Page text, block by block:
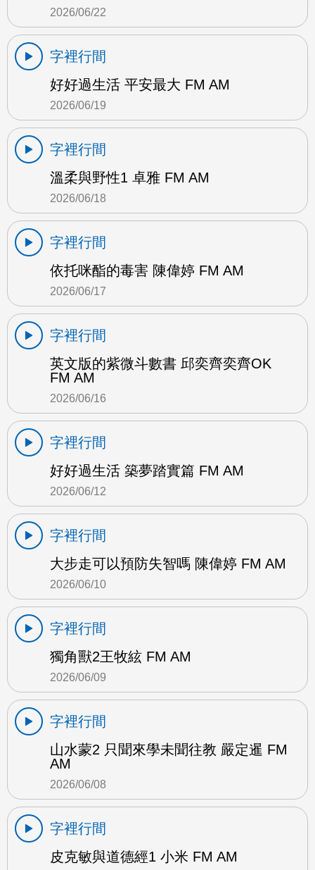
2026/06/22
字裡行間
好好過生活 平安最大 FM AM
2026/06/19
字裡行間
溫柔與野性1 卓雅 FM AM
2026/06/18
字裡行間
依托咪酯的毒害 陳偉婷 FM AM
2026/06/17
字裡行間
英文版的紫微斗數書 邱奕齊奕齊OK
FM AM
2026/06/16
字裡行間
好好過生活 築夢踏實篇 FM AM
2026/06/12
字裡行間
大步走可以預防失智嗎 陳偉婷 FM AM
2026/06/10
字裡行間
獨角獸2王牧絃 FM AM
2026/06/09
字裡行間
山水蒙2 只聞來學未聞往教 嚴定暹 FM
AM
2026/06/08
字裡行間
皮克敏與道德經1 小米 FM AM